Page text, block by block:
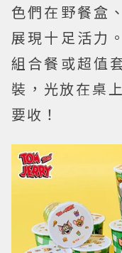
色們在野餐盒
展現十足活力
組合餐或超值
裝，光放在桌
要收！